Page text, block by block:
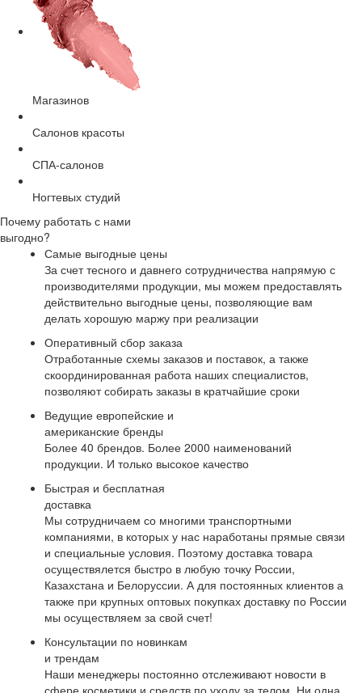
Магазинов
Салонов красоты
СПА-салонов
Ногтевых студий
Почему работать с нами
выгодно?
Самые выгодные цены
За счет тесного и давнего сотрудничества напрямую с
производителями продукции, мы можем предоставлять
действительно выгодные цены, позволяющие вам
делать хорошую маржу при реализации
Оперативный сбор заказа
Отработанные схемы заказов и поставок, а также
скоординированная работа наших специалистов,
позволяют собирать заказы в кратчайшие сроки
Ведущие европейские и
американские бренды
Более 40 брендов. Более 2000 наименований
продукции. И только высокое качество
Быстрая и бесплатная
доставка
Мы сотрудничаем со многими транспортными
компаниями, в которых у нас наработаны прямые связи
и специальные условия. Поэтому доставка товара
осуществялется быстро в любую точку России,
Казахстана и Белоруссии. А для постоянных клиентов а
также при крупных оптовых покупках доставку по России
мы осуществляем за свой счет!
Консультации по новинкам
и трендам
Наши менеджеры постоянно отслеживают новости в
сфере косметики и средств по уходу за телом. Ни одна